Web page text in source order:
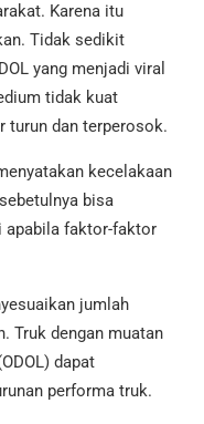
Karena itu
Tidak sedikit
yang menjadi viral
tidak kuat
turun dan terperosok.
kecelakaan
bisa
apabila faktor-faktor
jumlah
Truk dengan muatan
dapat
performa truk.